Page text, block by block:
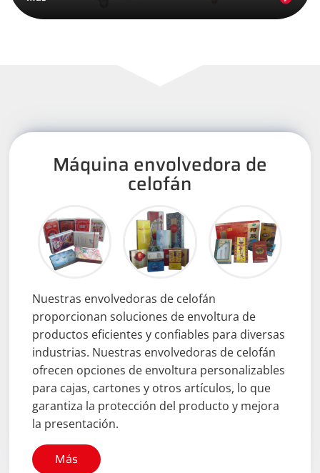
Máquina envolvedora de
celofán
Nuestras envolvedoras de celofán
proporcionan soluciones de envoltura de
productos eficientes y confiables para diversas
industrias. Nuestras envolvedoras de celofán
ofrecen opciones de envoltura personalizables
para cajas, cartones y otros artículos, lo que
garantiza la protección del producto y mejora
la presentación.
Más